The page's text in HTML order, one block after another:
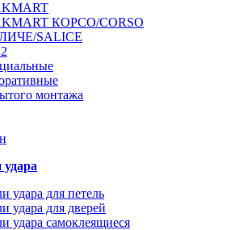
КОРСО/CORSO
SALICE
монтажа
удара для петель
удара для дверей
удара самоклеящиеся